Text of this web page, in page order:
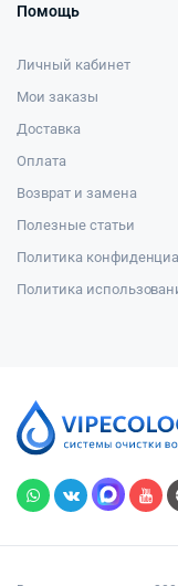
Помощь
Личный кабинет
Мои заказы
Доставка
Оплата
Возврат и замена
Полезные статьи
Политика
Политика